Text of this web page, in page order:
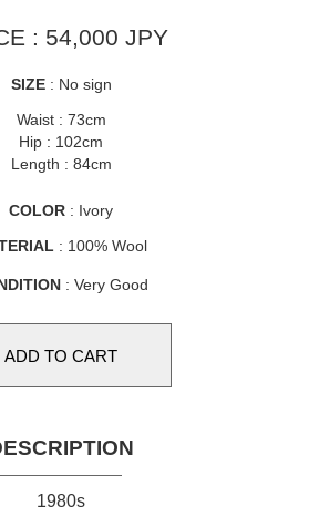
: 54,000 JPY
SIZE: No sign
Waist : 73cm
Hip : 102cm
Length : 84cm
COLOR : Ivory
: 100% Wool
: Very Good
1980s